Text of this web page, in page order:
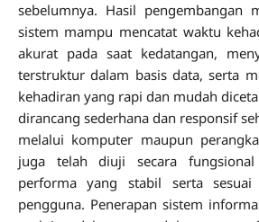
sebelumnya. Hasil pengembangan
sistem mampu mencatat waktu
akurat pada saat kedatangan,
terstruktur dalam basis data, serta
kehadiran yang rapi dan mudah
dirancang sederhana dan responsif
melalui komputer maupun
juga telah diuji secara
performa yang stabil serta sesuai
pengguna. Penerapan sistem